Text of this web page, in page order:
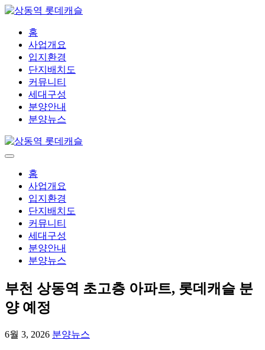
홈
사업개요
입지환경
단지배치도
커뮤니티
세대구성
분양안내
분양뉴스
홈
사업개요
입지환경
단지배치도
커뮤니티
세대구성
분양안내
분양뉴스
부천 상동역 초고층 아파트, 롯데캐슬 분
양 예정
6월 3, 2026 분양뉴스